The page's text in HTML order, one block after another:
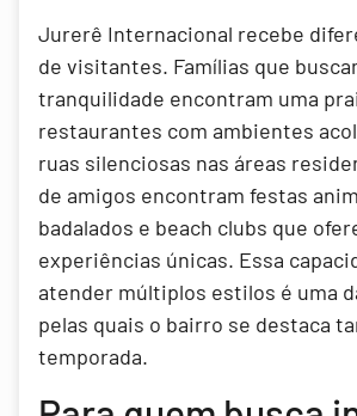
Jurerê Internacional recebe
de visitantes. Famílias que
tranquilidade encontram uma
restaurantes com ambientes
ruas silenciosas nas áreas
de amigos encontram festas
badalados e beach clubs que
experiências únicas. Essa
atender múltiplos estilos é uma
pelas quais o bairro se destaca
temporada.